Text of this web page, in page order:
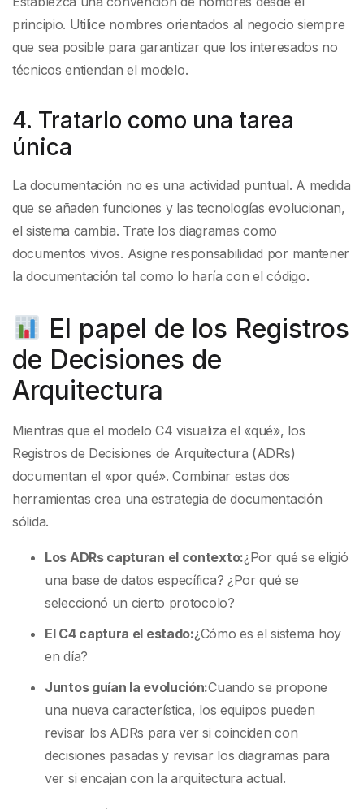
principio. Utilice nombres orientados al negocio siempre
que sea posible para garantizar que los interesados no
técnicos entiendan el modelo.
4. Tratarlo como una tarea
única
La documentación no es una actividad puntual. A medida
que se añaden funciones y las tecnologías evolucionan,
el sistema cambia. Trate los diagramas como
documentos vivos. Asigne responsabilidad por mantener
la documentación tal como lo haría con el código.
El papel de los Registros
de Decisiones de
Arquitectura
Mientras que el modelo C4 visualiza el «qué», los
Registros de Decisiones de Arquitectura (ADRs)
documentan el «por qué». Combinar estas dos
herramientas crea una estrategia de documentación
sólida.
Los ADRs capturan el contexto:¿Por qué se eligió
una base de datos específica? ¿Por qué se
seleccionó un cierto protocolo?
El C4 captura el estado:¿Cómo es el sistema hoy
en día?
Juntos guían la evolución:Cuando se propone
una nueva característica, los equipos pueden
revisar los ADRs para ver si coinciden con
decisiones pasadas y revisar los diagramas para
ver si encajan con la arquitectura actual.